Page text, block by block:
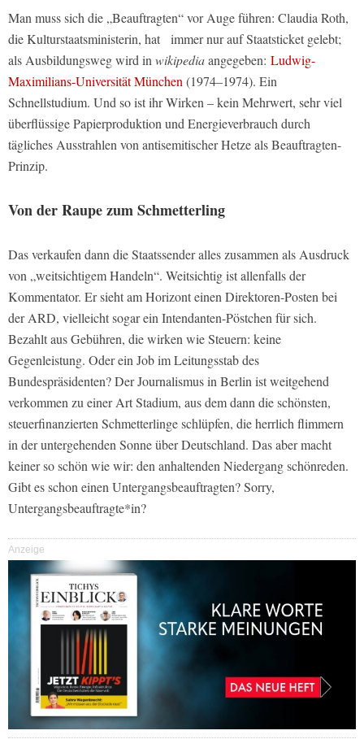
Man muss sich die „Beauftragten“ vor Auge führen: Claudia Roth,
die Kulturstaatsministerin, hat immer nur auf Staatsticket gelebt;
als Ausbildungsweg wird inwikipediaangegeben: Ludwig-
Maximilians-Universität München(1974–1974). Ein
Schnellstudium. Und so ist ihr Wirken – kein Mehrwert, sehr viel
überflüssige Papierproduktion und Energieverbrauch durch
tägliches Ausstrahlen von antisemitischer Hetze als Beauftragten-
Prinzip.
Von der Raupe zum Schmetterling
Das verkaufen dann die Staatssender alles zusammen als Ausdruck
von „weitsichtigem Handeln“. Weitsichtig ist allenfalls der
Kommentator. Er sieht am Horizont einen Direktoren-Posten bei
der ARD, vielleicht sogar ein Intendanten-Pöstchen für sich.
Bezahlt aus Gebühren, die wirken wie Steuern: keine
Gegenleistung. Oder ein Job im Leitungsstab des
Bundespräsidenten? Der Journalismus in Berlin ist weitgehend
verkommen zu einer Art Stadium, aus dem dann die schönsten,
steuerfinanzierten Schmetterlinge schlüpfen, die herrlich flimmern
in der untergehenden Sonne über Deutschland. Das aber macht
keiner so schön wie wir: den anhaltenden Niedergang schönreden.
Gibt es schon einen Untergangsbeauftragten? Sorry,
Untergangsbeauftragte*in?
Anzeige